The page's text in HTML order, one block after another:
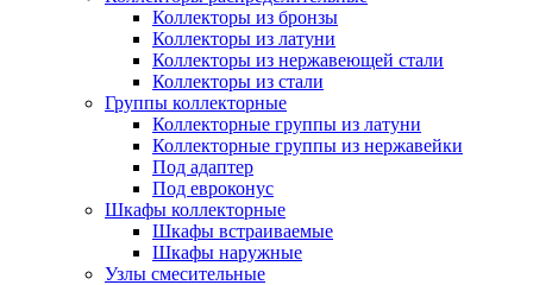
Коллекторы из бронзы
Коллекторы из латуни
Коллекторы из нержавеющей стали
Коллекторы из стали
Группы коллекторные
Коллекторные группы из латуни
Коллекторные группы из нержавейки
Под адаптер
Под евроконус
Шкафы коллекторные
Шкафы встраиваемые
Шкафы наружные
Узлы смесительные